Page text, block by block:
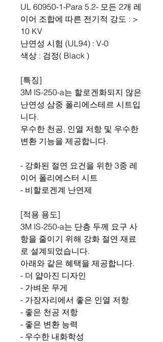
UL 60950-1-Para 5.2- 모든 2개 레
이어 조합에 따른 전기적 강도 : >
10 KV
난연성 시험 (UL94) : V-0
색상 : 검정( Black )
[특징]
3M IS-250-a는 할로겐화되지 않은
난연성 삼중 폴리에스테르 시트입
니다.
우수한 천공, 인열 저항 및 우수한
변환 기능을 제공합니다.
- 강화된 절연 요건을 위한 3중 레
이어 폴리에스터 시트
- 비할로겐계 난연제
[적용 용도]
3M IS-250-a는 단층 두께 요구 사
항을 줄이기 위해 강화 절연 재료
로 설계되었습니다.
아래와 같은 혜택을 제공합니다.
- 더 얇아진 디자인
- 가벼운 무게
- 가장자리에서 좋은 인열 저항
- 좋은 천공 저항
- 좋은 변환 능력
- 우수한 내화학성